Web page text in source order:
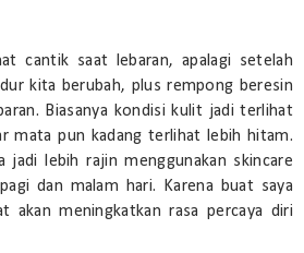
cantik saat lebaran, apalagi setelah
kita berubah, plus rempong beresin
Biasanya kondisi kulit jadi terlihat
mata pun kadang terlihat lebih hitam.
jadi lebih rajin menggunakan skincare
dan malam hari. Karena buat saya
akan meningkatkan rasa percaya diri